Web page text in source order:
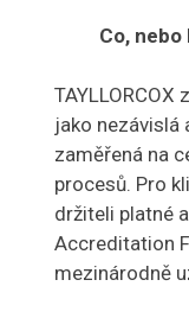
Co,
jako
zaměřená na
procesů. Pro
držiteli platné
Accreditation
mezinárodně